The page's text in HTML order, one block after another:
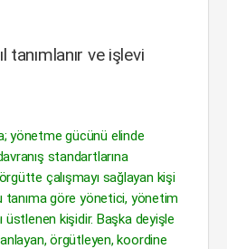
tanımlanır ve işlevi
yönetme gücünü elinde
standartlarına
çalışmayı sağlayan kişi
tanıma göre yönetici, yönetim
üstlenen kişidir. Başka deyişle
örgütleyen, koordine